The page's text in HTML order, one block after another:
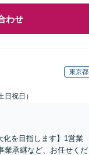
わせ
東京都
祝日）
化を目指します】1営業
業承継など、お任せくだ